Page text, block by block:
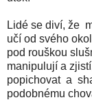
Lidé se diví, že
učí od svého
pod rouškou
manipulují a
popichovat a
podobnému